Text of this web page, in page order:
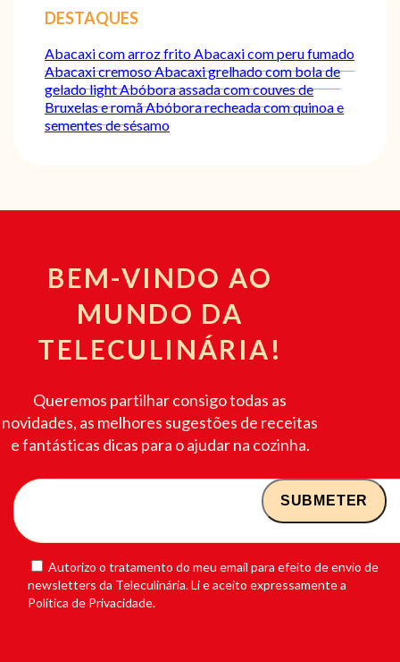
DESTAQUES
Abacaxi com arroz fritoAbacaxi com peru fumado
Abacaxi cremosoAbacaxi grelhado com bola de
gelado lightAbóbora assada com couves de
Bruxelas e romãAbóbora recheada com quinoa e
sementes de sésamo
BEM-VINDO AO
MUNDO DA
TELECULINÁRIA!
Queremos partilhar consigo todas as
novidades, as melhores sugestões de receitas
e fantásticas dicas para o ajudar na cozinha.
Autorizo o tratamento do meu email para efeito de envio de
newsletters da Teleculinária. Li e aceito expressamente a
Política de Privacidade.